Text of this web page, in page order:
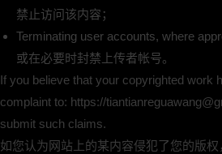
禁止访问该内容；
Terminating user accounts, where
或在必要时封禁上传者帐号。
If you believe that your copyrighted work
complaint to: https://
submit such claims.
如您认为网站上的某内容侵犯了您的版